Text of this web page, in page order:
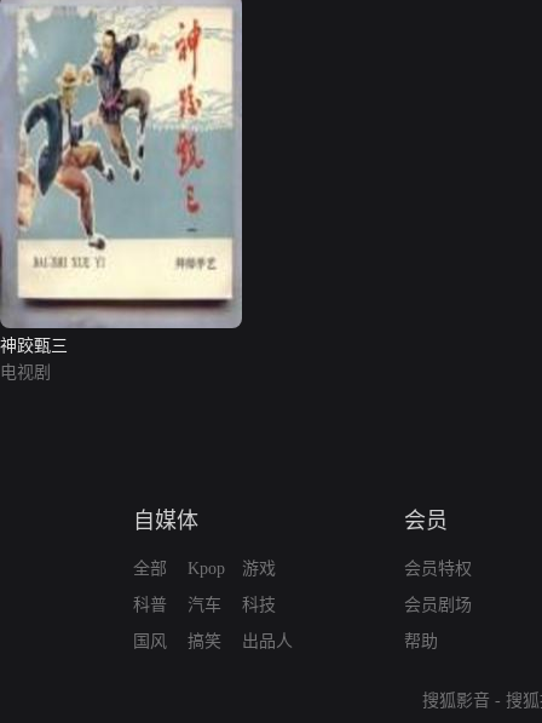
神跤甄三
电视剧
自媒体
全部
科普
国风
Kpop
汽车
搞笑
游戏
科技
出品人
会员
会员特权
会员剧场
帮助
搜狐影音 - 搜